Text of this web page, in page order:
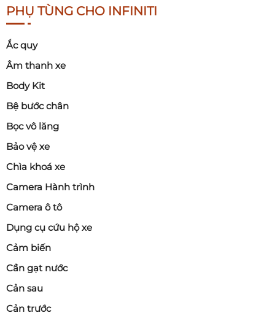
PHỤ TÙNG CHO INFINITI
Ắc quy
Âm thanh xe
Body Kit
Bệ bước chân
Bọc vô lăng
Bảo vệ xe
Chìa khoá xe
Camera Hành trình
Camera ô tô
Dụng cụ cứu hộ xe
Cảm biến
Cần gạt nước
Cản sau
Cản trước